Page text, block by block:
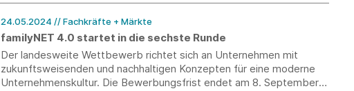
24.05.2024 // Fachkräfte + Märkte
familyNET 4.0 startet in die sechste Runde
Der landesweite Wettbewerb richtet sich an Unternehmen mit
zukunftsweisenden und nachhaltigen Konzepten für eine moderne
Unternehmenskultur. Die Bewerbungsfrist endet am 8. September